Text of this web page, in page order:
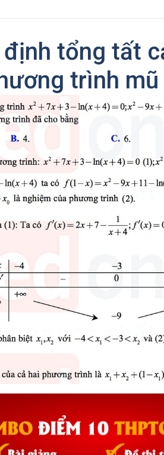
định tổng tất
trình